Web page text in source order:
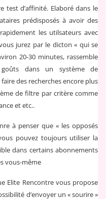
test d’affinité. Elaboré dans le
prédisposés à avoir des
les utilsateurs avec
jurez par le dicton « qui se
20-30 minutes, rassemble
dans un système de
des recherches encore plus
de filtre par critère comme
et etc..
à penser que « les opposés
pouvez toujours utiliser la
dans certains abonnements
vous-même
Elite Rencontre vous propose
d’envoyer un « sourire »